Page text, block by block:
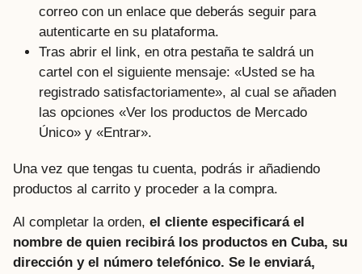
correo con un enlace que deberás seguir para
autenticarte en su plataforma.
Tras abrir el link, en otra pestaña te saldrá un
cartel con el siguiente mensaje: «Usted se ha
registrado satisfactoriamente», al cual se añaden
las opciones «Ver los productos de Mercado
Único» y «Entrar».
Una vez que tengas tu cuenta, podrás ir añadiendo
productos al carrito y proceder a la compra.
Al completar la orden, el cliente especificará el
nombre de quien recibirá los productos en Cuba, su
dirección y el número telefónico. Se le enviará,